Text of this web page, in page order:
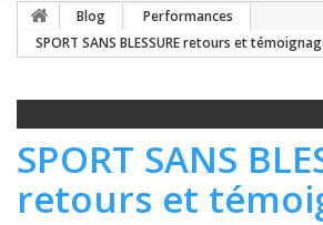
Blog
Performances
SPORT SANS BLESSURE retours et
SPORT SANS
retours et